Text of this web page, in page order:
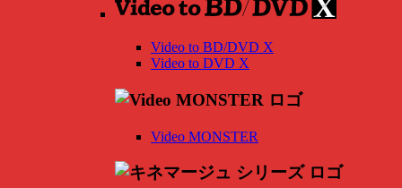
Video to BD/DVD X
Video to DVD X
Video MONSTER